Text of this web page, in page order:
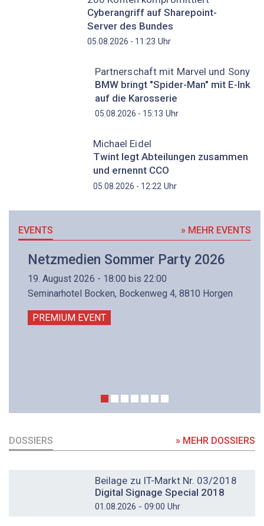
Cyberangriff auf Sharepoint-
Server des Bundes
05.08.2026 - 11:23 Uhr
Partnerschaft mit Marvel und Sony
BMW bringt "Spider-Man" mit E-Ink
auf die Karosserie
05.08.2026 - 15:13 Uhr
Michael Eidel
Twint legt Abteilungen zusammen
und ernennt CCO
05.08.2026 - 12:22Uhr
EVENTS » MEHR EVENTS
Netzmedien Sommer Party 2026
19. August 2026 - 18:00 bis 22:00
Seminarhotel Bocken, Bockenweg 4, 8810 Horgen
PREMIUM EVENT
DOSSIERS » MEHR DOSSIERS
Beilage zu IT-Markt Nr. 03/2018
Digital Signage Special 2018
01.08.2026 - 09:00 Uhr